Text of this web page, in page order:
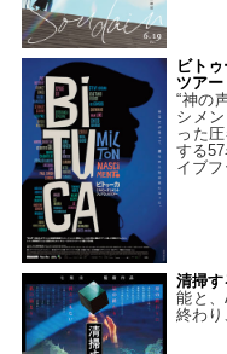
ビト
ツア
“神の
シメ
った
する
イブフ
清掃
能と
終わ